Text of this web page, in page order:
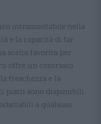
intramontabile nella
e la capacità di far
scelta favorita per
offre un contrasto
freschezza e la
piatti sono disponibili
a qualsiasi